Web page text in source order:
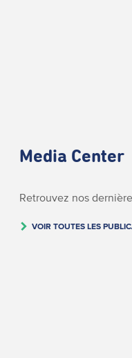
Media Center
Retrouvez nos
VOIR TOUTES LES